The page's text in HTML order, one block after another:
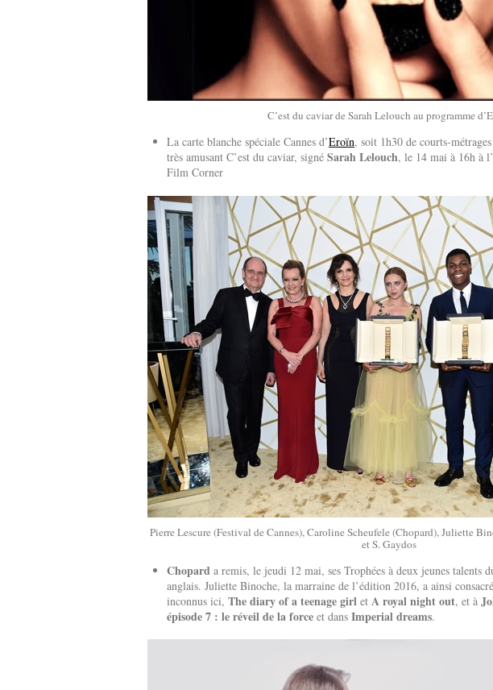
C’est du caviar de Sarah Lelouch au programme
La carte blanche spéciale Cannes d’Eroïn, soit 1h30 de courts-
très amusant C’est du caviar, signé Sarah Lelouch, le 14 mai à 16h à
Film Corner
Pierre Lescure (Festival de Cannes), Caroline Scheufele (Chopard), Juliette
et S. Gaydos
Chopard a remis, le jeudi 12 mai, ses Trophées à deux jeunes talents
anglais. Juliette Binoche, la marraine de l’édition 2016, a ainsi consacré
inconnus ici, The diary of a teenage girl et A royal night out, et à
épisode 7 : le réveil de la force et dans Imperial dreams.